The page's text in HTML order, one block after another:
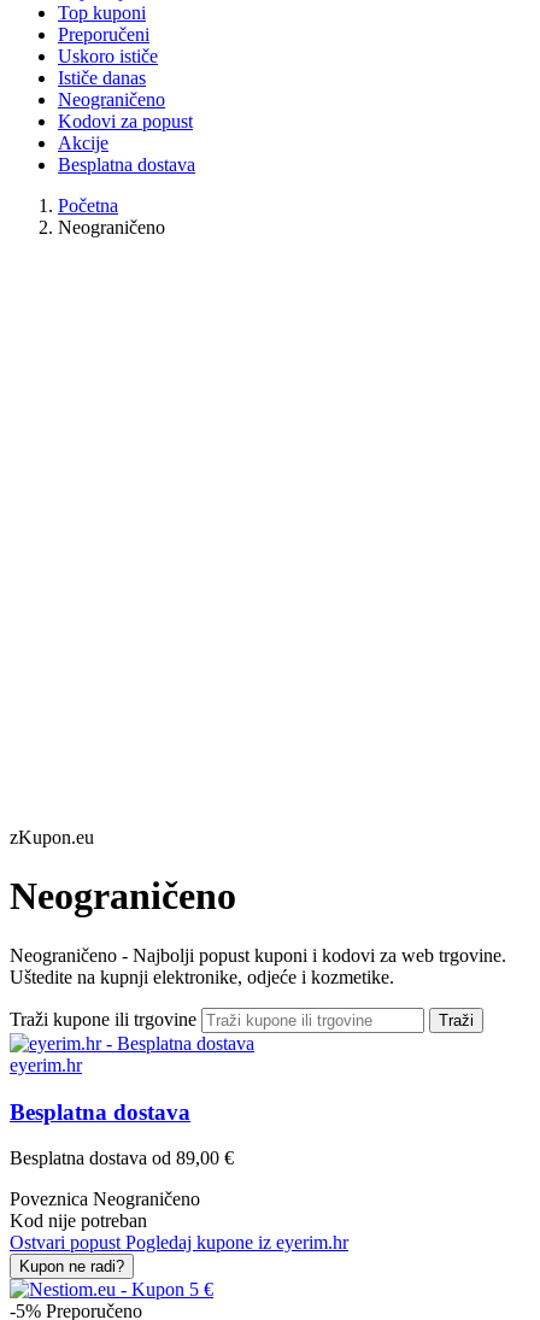
Top kuponi
Preporučeni
Uskoro ističe
Ističe danas
Neograničeno
Kodovi za popust
Akcije
Besplatna dostava
Početna
Neograničeno
zKupon.eu
Neograničeno
Neograničeno - Najbolji popust kuponi i kodovi za web trgovine.
Uštedite na kupnji elektronike, odjeće i kozmetike.
Traži kupone ili trgovine Traži
eyerim.hr
Besplatna dostava
Besplatna dostava od 89,00 €
Poveznica Neograničeno
Kod nije potreban
Ostvari popust Pogledaj kupone iz eyerim.hr
Kupon ne radi?
-5% Preporučeno